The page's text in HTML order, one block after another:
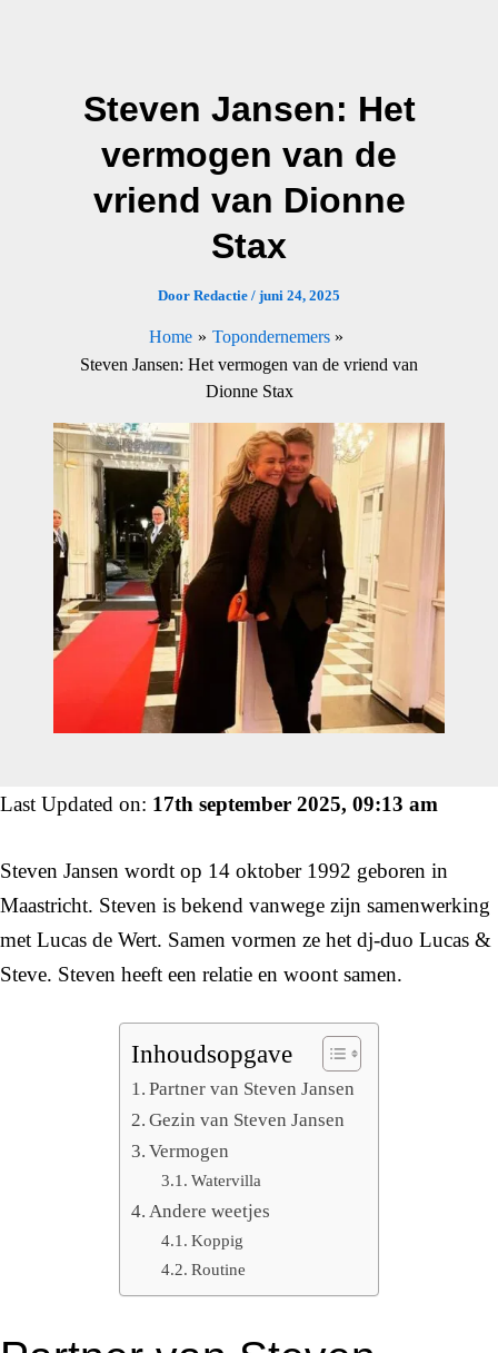
Steven Jansen: Het
vermogen van de
vriend van Dionne
Stax
Door Redactie / juni 24, 2025
Home
Topondernemers
Steven Jansen: Het vermogen van de vriend van
Dionne Stax
Last Updated on: 17th september 2025, 09:13 am
Steven Jansen wordt op 14 oktober 1992 geboren in
Maastricht. Steven is bekend vanwege zijn samenwerking
met Lucas de Wert. Samen vormen ze het dj-duo Lucas &
Steve. Steven heeft een relatie en woont samen.
Inhoudsopgave
Partner van Steven Jansen
Gezin van Steven Jansen
Vermogen
Watervilla
Andere weetjes
Koppig
Routine